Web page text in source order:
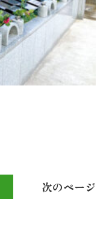
次のページ